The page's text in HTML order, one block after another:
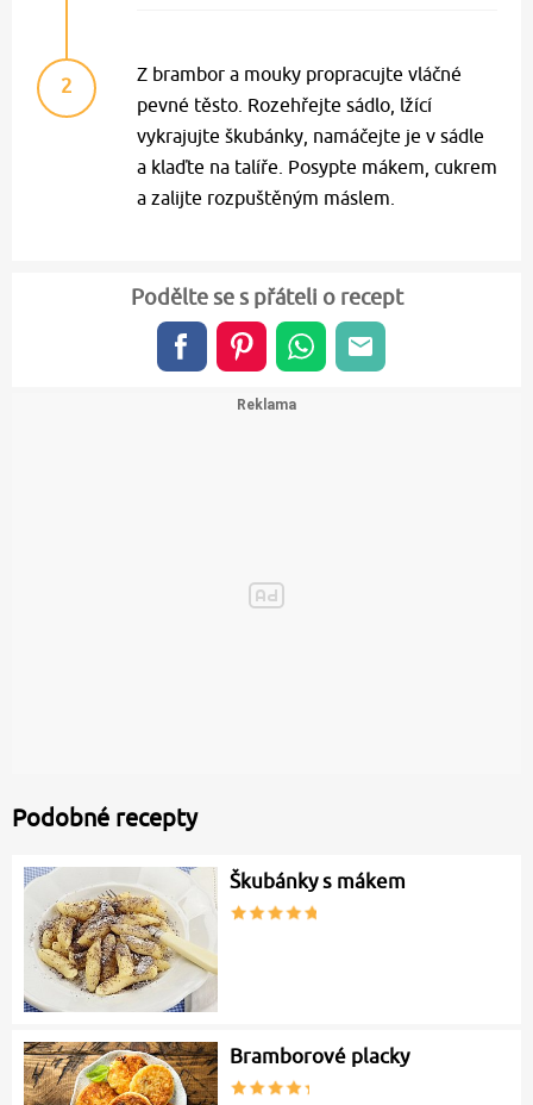
2
Z brambor a mouky propracujte vláčné
pevné těsto. Rozehřejte sádlo, lžící
vykrajujte škubánky, namáčejte je v sádle
a klaďte na talíře. Posypte mákem, cukrem
a zalijte rozpuštěným máslem.
Podělte se s přáteli o recept
Podobné recepty
Škubánky s mákem
Bramborové placky